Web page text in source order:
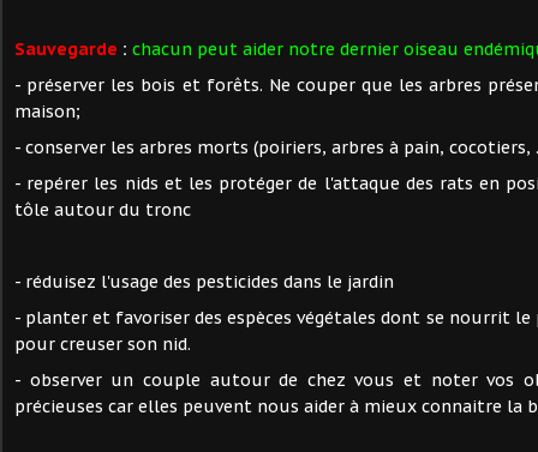
Sauvegarde : chacun peut aider notre dernier oiseau
- préserver les bois et forêts. Ne couper que les arbres
maison;
- conserver les arbres morts (poiriers, arbres à pain, cocotiers,
- repérer les nids et les protéger de l'attaque des rats en
tôle autour du tronc
- réduisez l'usage des pesticides dans le jardin
- planter et favoriser des espèces végétales dont se nourrit
pour creuser son nid.
- observer un couple autour de chez vous et noter vos
précieuses car elles peuvent nous aider à mieux connaitre la